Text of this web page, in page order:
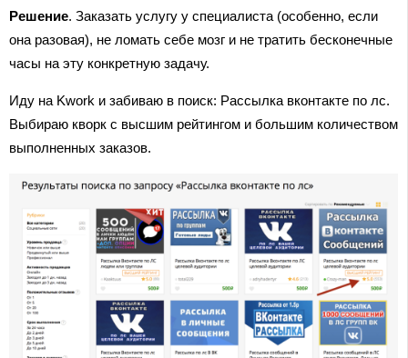
Решение. Заказать услугу у специалиста (особенно, если
она разовая), не ломать себе мозг и не тратить бесконечные
часы на эту конкретную задачу.
Иду на Kwork и забиваю в поиск: Рассылка вконтакте по лс.
Выбираю кворк с высшим рейтингом и большим количеством
выполненных заказов.